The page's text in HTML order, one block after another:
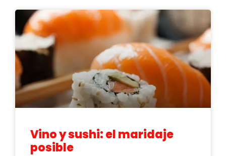
Vino y sushi: el maridaje
posible